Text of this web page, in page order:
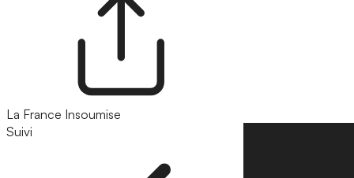
La France Insoumise
Suivi